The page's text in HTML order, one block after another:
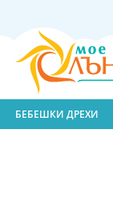
БЕБЕШКИ ДРЕХИ